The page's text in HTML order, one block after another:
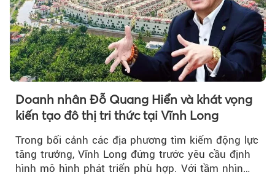
Doanh nhân Đỗ Quang Hiển và khát vọng
kiến tạo đô thị tri thức tại Vĩnh Long
Trong bối cảnh các địa phương tìm kiếm động lực
tăng trưởng, Vĩnh Long đứng trước yêu cầu định
hình mô hình phát triển phù hợp. Với tầm nhìn